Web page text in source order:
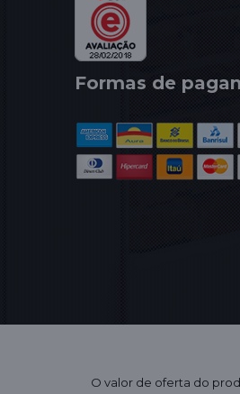
Formas de
O valor de oferta do